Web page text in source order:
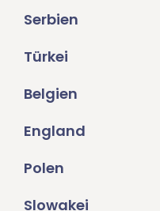
Serbien
Türkei
Belgien
England
Polen
Slowakei